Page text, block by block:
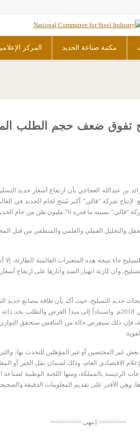
مكتبة صناعة الحديد المركز
تفوق ضعف حجم الطلب
بن عبدالله العجاجي بأن ارتفاع أسعار حديد
شركة “فالي” أكبر مُنتج لخام الحديد في
من الزمن لا أحد يستطيع تقديرها مرحلياً.
والتحليل العملي والعلمي والمنطقي من قبل
جاء نتيجة هذه المتغيرات العالمية الطارئة،
وأن كارثة انهيار السد وآثارها على ارتفاع
والاستهلاك المحلي يقل عن 6 مليون طن سنوياً بحسب إحصاءات العام الماضي
فإن ذلك سيفرض حالة من التنافس ستحقق
غير المختصين أو غير المؤهلين للتحدث بها،
العام، وذلك لضمان نقل الخبر أو
الرئيسة بالمملكة، ومنها اللجنة الوطنية
وهي الأقدر على تقديم المعلومات الدقيقة
======== إنتهى =========